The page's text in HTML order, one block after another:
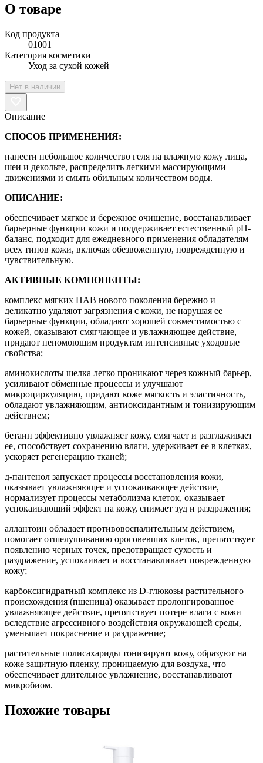
О товаре
Код продукта
01001
Категория косметики
Уход за сухой кожей
Нет в наличии
Описание
СПОСОБ ПРИМЕНЕНИЯ:
нанести небольшое количество геля на влажную кожу лица,
шеи и декольте, распределить легкими массирующими
движениями и смыть обильным количеством воды.
ОПИСАНИЕ:
обеспечивает мягкое и бережное очищение, восстанавливает
барьерные функции кожи и поддерживает естественный рН-
баланс, подходит для ежедневного применения обладателям
всех типов кожи, включая обезвоженную, поврежденную и
чувствительную.
АКТИВНЫЕ КОМПОНЕНТЫ:
комплекс мягких ПАВ нового поколения бережно и
деликатно удаляют загрязнения с кожи, не нарушая ее
барьерные функции, обладают хорошей совместимостью с
кожей, оказывают смягчающее и увлажняющее действие,
придают пеномоющим продуктам интенсивные уходовые
свойства;
аминокислоты шелка легко проникают через кожный барьер,
усиливают обменные процессы и улучшают
микроциркуляцию, придают коже мягкость и эластичность,
обладают увлажняющим, антиоксидантным и тонизирующим
действием;
бетаин эффективно увлажняет кожу, смягчает и разглаживает
ее, способствует сохранению влаги, удерживает ее в клетках,
ускоряет регенерацию тканей;
д-пантенол запускает процессы восстановления кожи,
оказывает увлажняющее и успокаивающее действие,
нормализует процессы метаболизма клеток, оказывает
успокаивающий эффект на кожу, снимает зуд и раздражения;
аллантоин обладает противовоспалительным действием,
помогает отшелушиванию ороговевших клеток, препятствует
появлению черных точек, предотвращает сухость и
раздражение, успокаивает и восстанавливает поврежденную
кожу;
карбоксигидратный комплекс из D-глюкозы растительного
происхождения (пшеница) оказывает пролонгированное
увлажняющее действие, препятствует потере влаги с кожи
вследствие агрессивного воздействия окружающей среды,
уменьшает покраснение и раздражение;
растительные полисахариды тонизируют кожу, образуют на
коже защитную пленку, проницаемую для воздуха, что
обеспечивает длительное увлажнение, восстанавливают
микробиом.
Похожие товары